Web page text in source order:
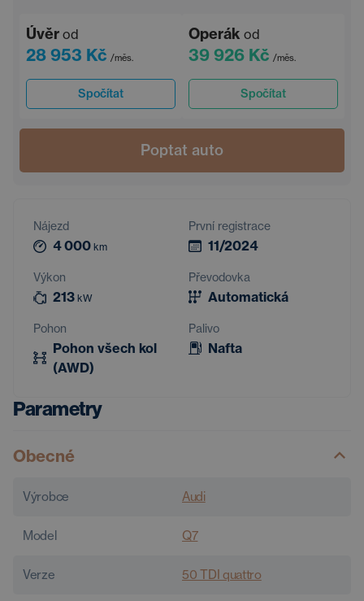
Úvěr od
28 953 Kč /měs.
Spočítat
Operák od
39 926 Kč /měs.
Spočítat
Poptat auto
Nájezd
4 000 km
První registrace
11/2024
Výkon
213 kW
Převodovka
Automatická
Pohon
Pohon všech kol
(AWD)
Palivo
Nafta
Parametry
Obecné
Výrobce Audi
Model Q7
Verze 50 TDI quattro